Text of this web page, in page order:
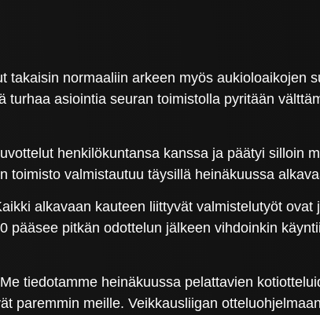
normaaliin arkeen myös aukioloaikojen
asiointia seuran toimistolla pyritään
henkilökuntansa kanssa ja päätyi silloin
valmistautuu täysillä heinäkuussa
alkavaan kauteen liittyvät valmistelutyöt ovat
pitkän odottelun jälkeen vihdoinkin
tiedotamme heinäkuussa pelattavien
paremmin meille. Veikkausliigan